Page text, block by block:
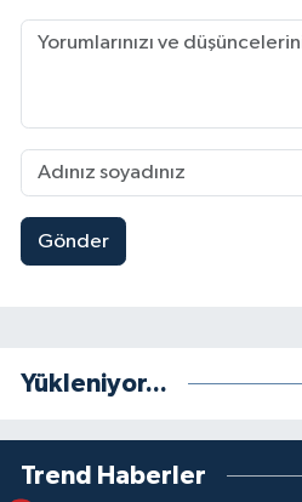
Gönder
Yükleniyor...
Trend Haberler